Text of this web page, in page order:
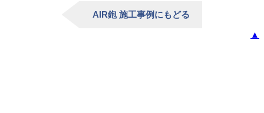
AIR鉋 施工事例にもどる
▲